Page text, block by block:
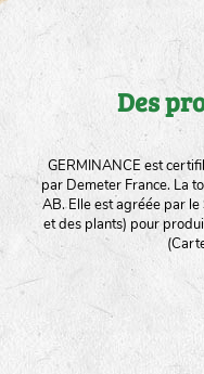
Des
GERMINANCE est
par Demeter France. La
AB. Elle est agréée par
et des plants) pour